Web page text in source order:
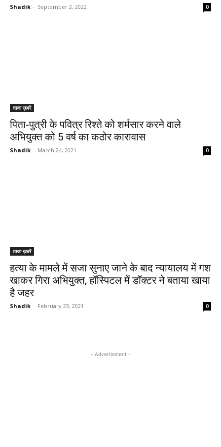
Shadik - September 2, 2022 0
ताजा ख़बरें
पिता-पुत्री के पवित्र रिश्ते को शर्मसार करने वाले
अभियुक्त को 5 वर्ष का कठोर कारावास
Shadik - March 24, 2021 0
ताजा ख़बरें
हत्या के मामले में सजा सुनाए जाने के बाद न्यायालय में गश
खाकर गिरा अभियुक्त, हॉस्पिटल में डॉक्टर ने बताया खाया
है जहर
Shadik - February 23, 2021 0
- Advertisment -